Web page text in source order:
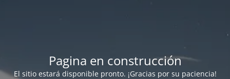
Pagina en construcción
El sitio estará disponible pronto. ¡Gracias por su paciencia!